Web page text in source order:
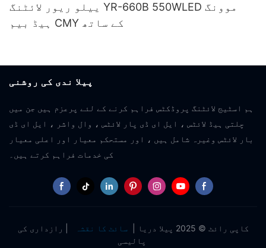
ییلو ریور لائٹنگ YR-660B 550WLED موونگ
ہیڈ بیم CMY کے ساتھ
پیلا ندی کی روشنی
ہم اسٹیج لائٹنگ پروڈکٹس فراہم کرنے کے لئے پرعزم ہیں جن میں
چلتی ہیڈ لائٹس ، ایل ای ڈی پار لائٹس ، وال واشر ، ایل ای ڈی
بار لائٹس وغیرہ شامل ہیں ، اور مستحکم معیار اور اعلی معیار
کی خدمات فراہم کرتے ہیں۔
کاپی رائٹ © 2025 پیلا دریا | سائٹ کا نقشہ
رازداری کی